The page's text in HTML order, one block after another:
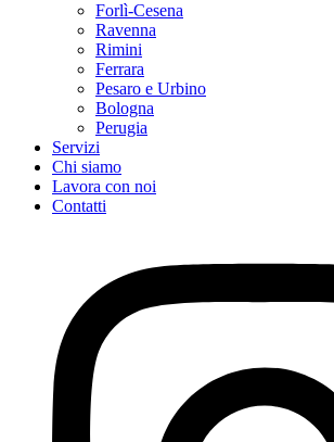
Forlì-Cesena
Ravenna
Rimini
Ferrara
Pesaro e Urbino
Bologna
Perugia
Servizi
Chi siamo
Lavora con noi
Contatti